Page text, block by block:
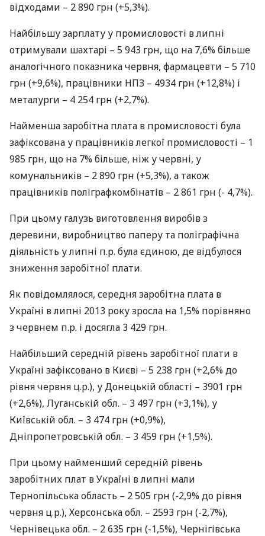
відходами – 2 890 грн (+5,3%).
Найбільшу зарплату у промисловості в липні
отримували шахтарі – 5 943 грн, що на 7,6% більше
аналогічного показника червня, фармацевти – 5 710
грн (+9,6%), працівники НПЗ – 4934 грн (+12,8%) і
металурги – 4 254 грн (+2,7%).
Найменша заробітна плата в промисловості була
зафіксована у працівників легкої промисловості – 1
985 грн, що на 7% більше, ніж у червні, у
комунальників – 2 890 грн (+5,3%), а також
працівників поліграфкомбінатів – 2 861 грн (- 4,7%).
При цьому галузь виготовлення виробів з
деревини, виробництво паперу та поліграфічна
діяльність у липні п.р. була єдиною, де відбулося
зниження заробітної плати.
Як повідомлялося, середня заробітна плата в
Україні в липні 2013 року зросла на 1,5% порівняно
з червнем п.р. і досягла 3 429 грн.
Найбільший середній рівень заробітної плати в
Україні зафіксовано в Києві – 5 238 грн (+2,6% до
рівня червня ц.р.), у Донецькій області – 3901 грн
(+2,6%), Луганській обл. – 3 497 грн (+3,1%), у
Київській обл. – 3 474 грн (+0,9%),
Дніпропетровській обл. – 3 459 грн (+1,5%).
При цьому найменший середній рівень
заробітних плат в Україні в липні мали
Тернопільська область – 2 505 грн (-2,9% до рівня
червня ц.р.), Херсонська обл. – 2593 грн (-2,7%),
Чернівецька обл. – 2 635 грн (-1,5%), Чернігівська